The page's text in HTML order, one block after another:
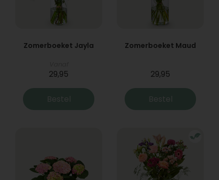
Zomerboeket Jayla
29,95
Bestel
Zomerboeket Maud
29,95
Bestel